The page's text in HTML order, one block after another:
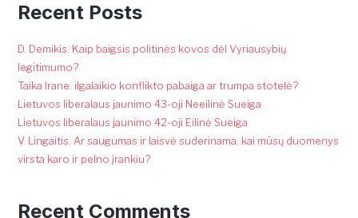
Recent Posts
D. Demikis. Kaip baigsis politinės kovos dėl Vyriausybių
legitimumo?
Taika Irane: ilgalaikio konflikto pabaiga ar trumpa stotelė?
Lietuvos liberalaus jaunimo 43-oji Neeilinė Sueiga
Lietuvos liberalaus jaunimo 42-oji Eilinė Sueiga
V. Lingaitis. Ar saugumas ir laisvė suderinama, kai mūsų duomenys
virsta karo ir pelno įrankiu?
Recent Comments